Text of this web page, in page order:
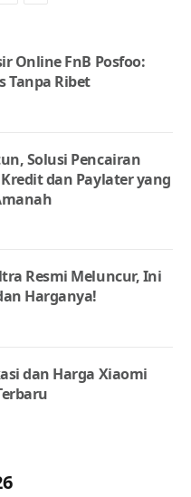
Online FnB Posfoo:
Tanpa Ribet
Solusi Pencairan
dan Paylater yang
Resmi Meluncur, Ini
Harganya!
dan Harga Xiaomi